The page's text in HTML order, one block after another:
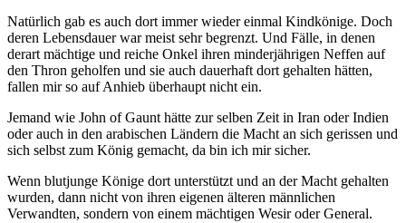
Natürlich gab es auch dort immer wieder einmal Kindkönige. Doch
deren Lebensdauer war meist sehr begrenzt. Und Fälle, in denen
derart mächtige und reiche Onkel ihren minderjährigen Neffen auf
den Thron geholfen und sie auch dauerhaft dort gehalten hätten,
fallen mir so auf Anhieb überhaupt nicht ein.
Jemand wie John of Gaunt hätte zur selben Zeit in Iran oder Indien
oder auch in den arabischen Ländern die Macht an sich gerissen und
sich selbst zum König gemacht, da bin ich mir sicher.
Wenn blutjunge Könige dort unterstützt und an der Macht gehalten
wurden, dann nicht von ihren eigenen älteren männlichen
Verwandten, sondern von einem mächtigen Wesir oder General.